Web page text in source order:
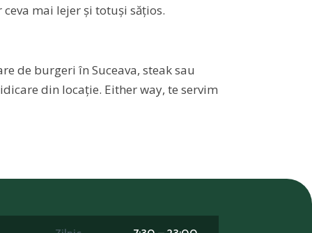
mai lejer și totuși sățios.
de burgeri în Suceava, steak sau
din locație. Either way, te servim